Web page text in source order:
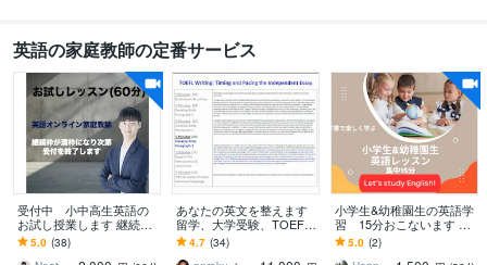
英語の家庭教師の定番サービス
受付中 小中高生英語の
お試し授業します 継続枠
に空きが出ました！満枠
になり次第締切になりま
5.0 (38)
あなたの英文を整えます
留学、大学受験、TOEFL i
BT で英作文が必要なあな
たへ
4.7 (34)
小学生&幼稚園生の英語学
習 15分おこないます プ
チ英語学習☆集中15分レ
ッスン＆洋書で楽しく学
5.0 (2)